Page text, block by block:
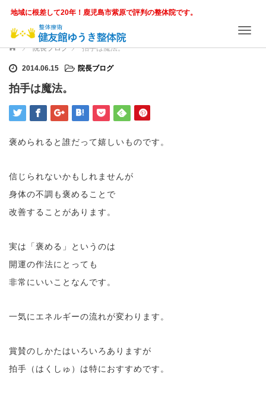
地域に根差して20年！鹿児島市紫原で評判の整体院です。
T
ホーム 院長ブログ 拍手は魔法。
2014.06.15 院長ブログ
拍手は魔法。
褒められると誰だって嬉しいものです。
信じられないかもしれませんが
身体の不調も褒めることで
改善することがあります。
実は「褒める」というのは
開運の作法にとっても
非常にいいことなんです。
一気にエネルギーの流れが変わります。
賞賛のしかたはいろいろありますが
拍手（はくしゅ）は特におすすめです。